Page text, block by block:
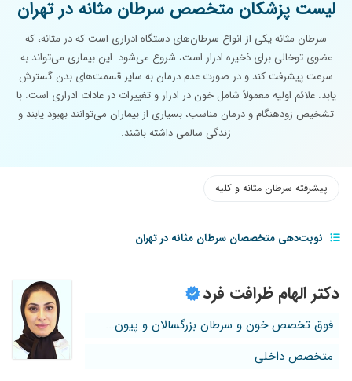
لیست پزشکان متخصص سرطان مثانه در تهران
سرطان مثانه یکی از انواع سرطان‌های دستگاه ادراری است که در مثانه، که
عضوی توخالی برای ذخیره ادرار است، شروع می‌شود. این بیماری می‌تواند به
سرعت پیشرفت کند و در صورت عدم درمان به سایر قسمت‌های بدن گسترش
یابد. علائم اولیه معمولاً شامل خون در ادرار و تغییرات در عادات ادراری است. با
تشخیص زودهنگام و درمان مناسب، بسیاری از بیماران می‌توانند بهبود یابند و
زندگی سالمی داشته باشند.
پیشرفته سرطان مثانه و کلیه
نوبت‌دهی متخصصان سرطان مثانه در تهران
دکتر الهام ظرافت فرد
فوق تخصص خون و سرطان بزرگسالان و پیون...
متخصص داخلی